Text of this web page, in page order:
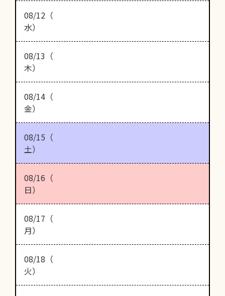
08/12（
水）
08/13（
木）
08/14（
金）
08/15（
土）
08/16（
日）
08/17（
月）
08/18（
火）